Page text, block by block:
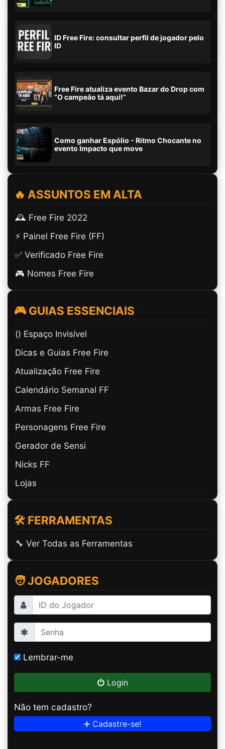
ID Free Fire: consultar perfil de jogador pelo
ID
Free Fire atualiza evento Bazar do Drop com
“O campeão tá aqui!”
Como ganhar Espólio - Ritmo Chocante no
evento Impacto que move
🔥 ASSUNTOS EM ALTA
🕰️ Free Fire 2022
⚡ Painel Free Fire (FF)
✅ Verificado Free Fire
🎮 Nomes Free Fire
🎮 GUIAS ESSENCIAIS
(ㅤ) Espaço Invisível
Dicas e Guias Free Fire
Atualização Free Fire
Calendário Semanal FF
Armas Free Fire
Personagens Free Fire
Gerador de Sensi
Nicks FF
Lojas
🛠️ FERRAMENTAS
🔧 Ver Todas as Ferramentas
🧑 JOGADORES
Lembrar-me
Login
Não tem cadastro?
➕ Cadastre-se!